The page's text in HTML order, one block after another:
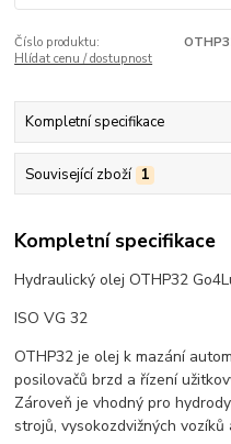
Číslo produktu:
Hlídat cenu / dostupnost
Kompletní specifikace
Související zboží 1
Kompletní specifikace
Hydraulický olej OTHP32
ISO VG 32
OTHP32 je olej k mazání
posilovačů brzd a řízení
Zároveň je vhodný pro
strojů, vysokozdvižných